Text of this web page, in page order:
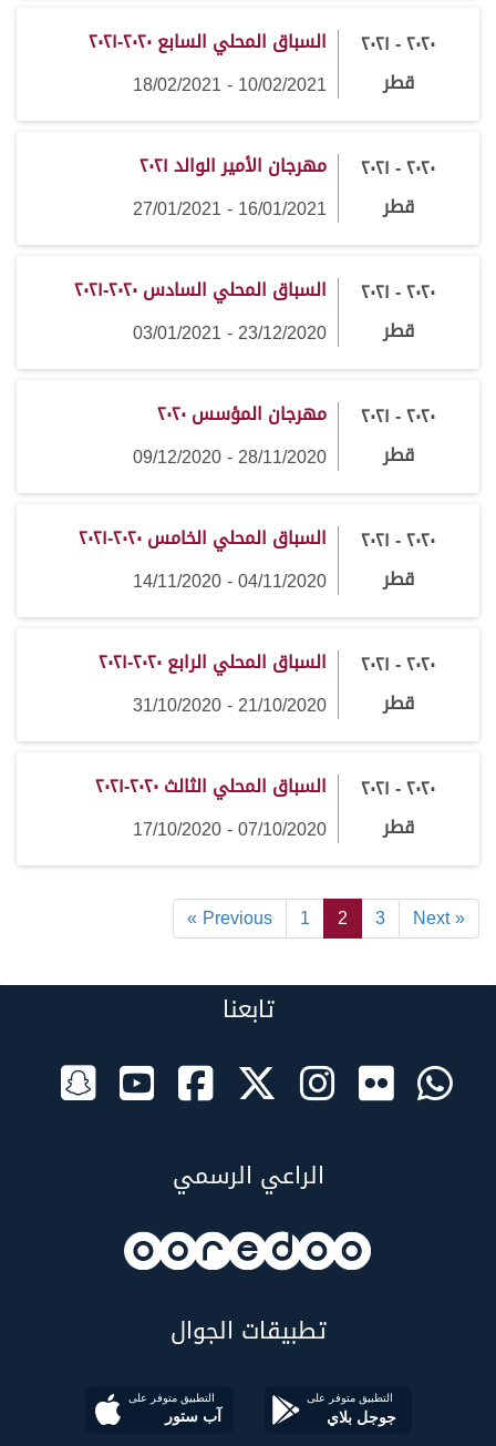
٢٠٢٠ - ٢٠٢١
قطر
السباق المحلي السابع ٢٠٢٠-٢٠٢١
10/02/2021 - 18/02/2021
٢٠٢٠ - ٢٠٢١
قطر
مهرجان الأمير الوالد ٢٠٢١
16/01/2021 - 27/01/2021
٢٠٢٠ - ٢٠٢١
قطر
السباق المحلي السادس ٢٠٢٠-٢٠٢١
23/12/2020 - 03/01/2021
٢٠٢٠ - ٢٠٢١
قطر
مهرجان المؤسس ٢٠٢٠
28/11/2020 - 09/12/2020
٢٠٢٠ - ٢٠٢١
قطر
السباق المحلي الخامس ٢٠٢٠-٢٠٢١
04/11/2020 - 14/11/2020
٢٠٢٠ - ٢٠٢١
قطر
السباق المحلي الرابع ٢٠٢٠-٢٠٢١
21/10/2020 - 31/10/2020
٢٠٢٠ - ٢٠٢١
قطر
السباق المحلي الثالث ٢٠٢٠-٢٠٢١
07/10/2020 - 17/10/2020
« Previous 1 2 3 Next »
تابعنا
الراعي الرسمي
تطبيقات الجوال